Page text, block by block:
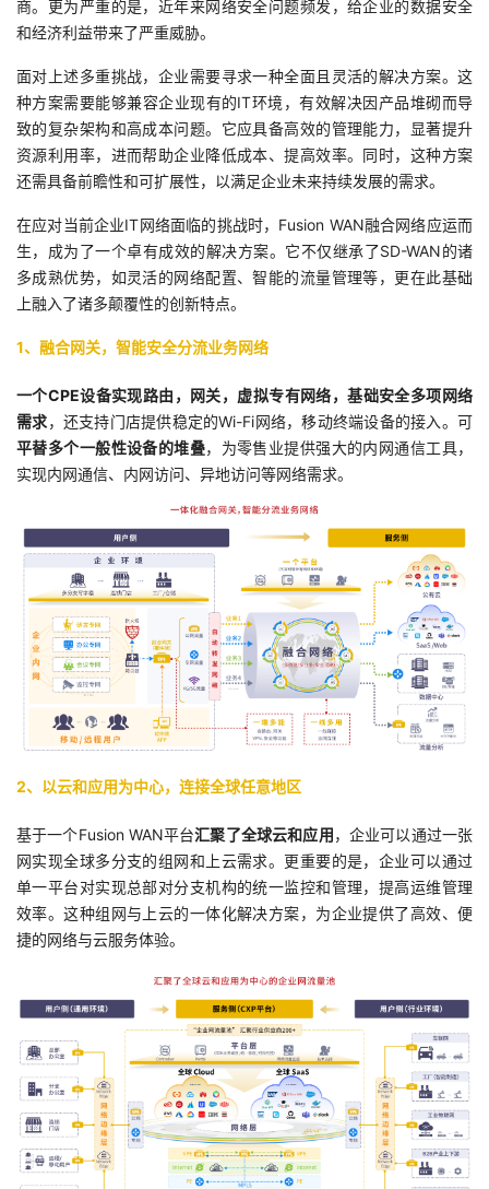
商。更为严重的是，近年来网络安全问题频发，给企业的数据安全
和经济利益带来了严重威胁。
面对上述多重挑战，企业需要寻求一种全面且灵活的解决方案。这
种方案需要能够兼容企业现有的IT环境，有效解决因产品堆砌而导
致的复杂架构和高成本问题。它应具备高效的管理能力，显著提升
资源利用率，进而帮助企业降低成本、提高效率。同时，这种方案
还需具备前瞻性和可扩展性，以满足企业未来持续发展的需求。
在应对当前企业IT网络面临的挑战时，Fusion WAN融合网络应运而
生，成为了一个卓有成效的解决方案。它不仅继承了SD-WAN的诸
多成熟优势，如灵活的网络配置、智能的流量管理等，更在此基础
上融入了诸多颠覆性的创新特点。
1、融合网关，智能安全分流业务网络
一个CPE设备实现路由，网关，虚拟专有网络，基础安全多项网络
需求，还支持门店提供稳定的Wi-Fi网络，移动终端设备的接入。可
平替多个一般性设备的堆叠，为零售业提供强大的内网通信工具，
实现内网通信、内网访问、异地访问等网络需求。
2、以云和应用为中心，连接全球任意地区
基于一个Fusion WAN平台汇聚了全球云和应用，企业可以通过一张
网实现全球多分支的组网和上云需求。更重要的是，企业可以通过
单一平台对实现总部对分支机构的统一监控和管理，提高运维管理
效率。这种组网与上云的一体化解决方案，为企业提供了高效、便
捷的网络与云服务体验。